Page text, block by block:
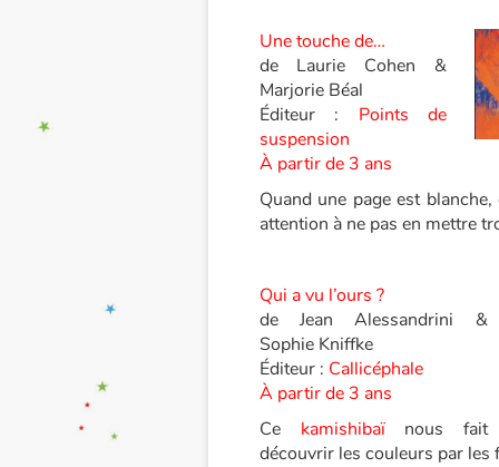
Une touche de…
de Laurie Cohen &
Marjorie Béal
Éditeur : Points de
suspension
À partir de 3 ans
Quand une page est
attention à ne pas en mettre
Qui a vu l’ours ?
de Jean Alessandrini &
Sophie Kniffke
Éditeur : Callicéphale
À partir de 3 ans
Ce kamishibaïnous fait
découvrir les couleurs par les